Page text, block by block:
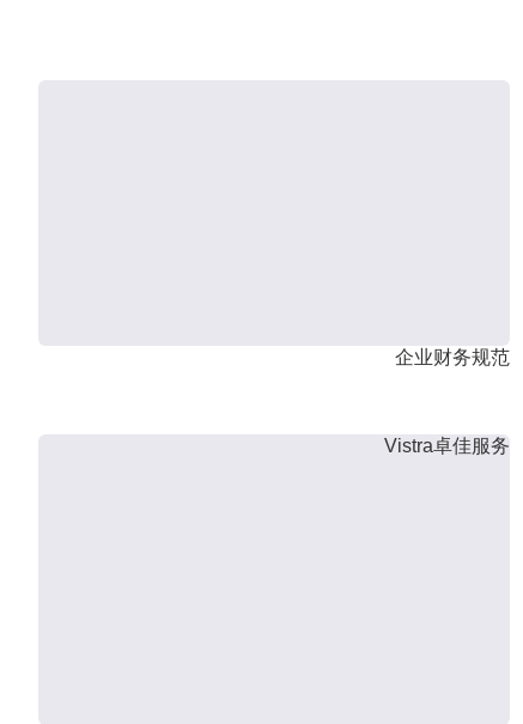
企业财务规范
Vistra卓佳服务